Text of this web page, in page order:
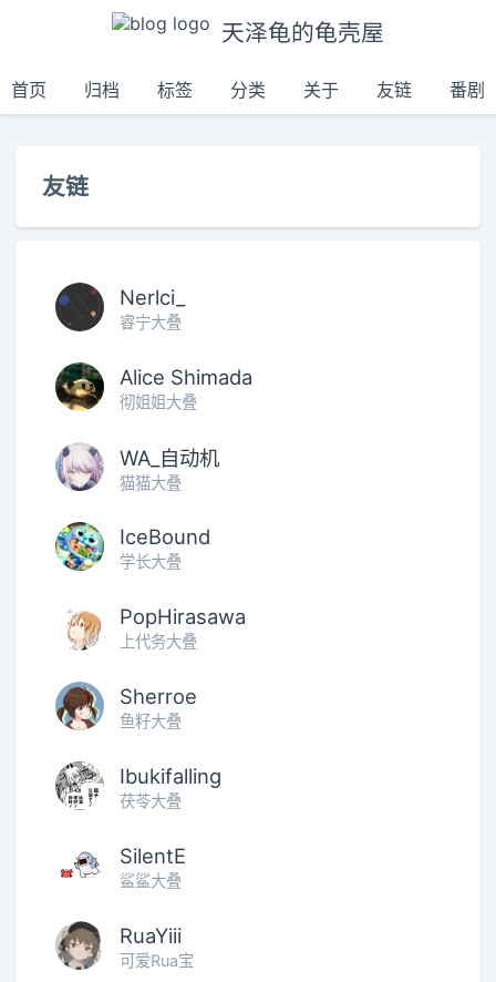
天泽龟的龟壳屋
首页 归档 标签 分类 关于 友链 番剧
友链
Nerlci_
睿宁大叠
Alice Shimada
彻姐姐大叠
WA_自动机
猫猫大叠
IceBound
学长大叠
PopHirasawa
上代务大叠
Sherroe
鱼籽大叠
Ibukifalling
茯苓大叠
SilentE
鲨鲨大叠
RuaYiii
可爱Rua宝